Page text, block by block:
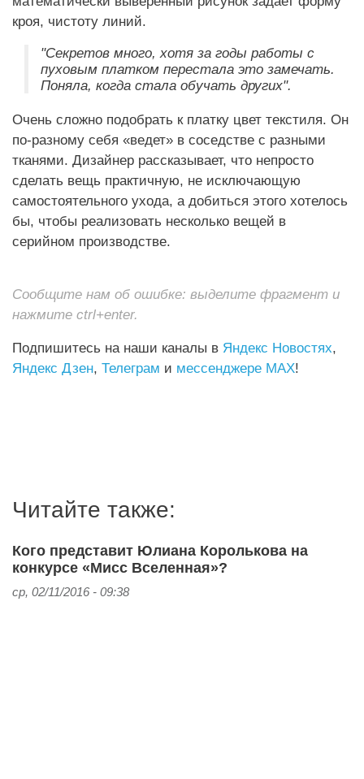
кроя, чистоту линий.
"Секретов много, хотя за годы работы с
пуховым платком перестала это замечать.
Поняла, когда стала обучать других".
Очень сложно подобрать к платку цвет текстиля. Он
по-разному себя «ведет» в соседстве с разными
тканями. Дизайнер рассказывает, что непросто
сделать вещь практичную, не исключающую
самостоятельного ухода, а добиться этого хотелось
бы, чтобы реализовать несколько вещей в
серийном производстве.
Сообщите нам об ошибке: выделите фрагмент и
нажмите ctrl+enter.
Подпишитесь на наши каналы в Яндекс Новостях,
Яндекс Дзен, Телеграм и мессенджере MAX!
Читайте также:
Кого представит Юлиана Королькова на
конкурсе «Мисс Вселенная»?
ср, 02/11/2016 - 09:38